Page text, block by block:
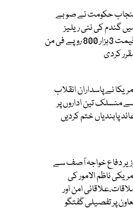
حکومت نے صوبے
گندم کی نئی ریلیز
قیمت 3ہزار 800 روپے فی من
کردی
نے پاسداران انقلاب
منسلک تین اداروں پر
پابندیاں ختم کردیں
دفاع خواجہ آصف سے
ناظم الامور کی
امن اور
پر تفصیلی گفتگو